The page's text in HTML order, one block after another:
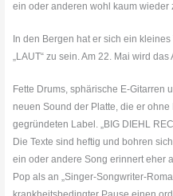
ein oder anderen wohl kaum wieder
In den Bergen hat er sich ein
„LAUT“ zu sein. Am 22. Mai wird
Fette Drums, sphärische E-Gitarren
neuen Sound der Platte, die er
gegründeten Label. „BIG DIEHL
Die Texte sind heftig und bohren
ein oder andere Song erinnert eher
Pop als an „Singer-Songwriter-